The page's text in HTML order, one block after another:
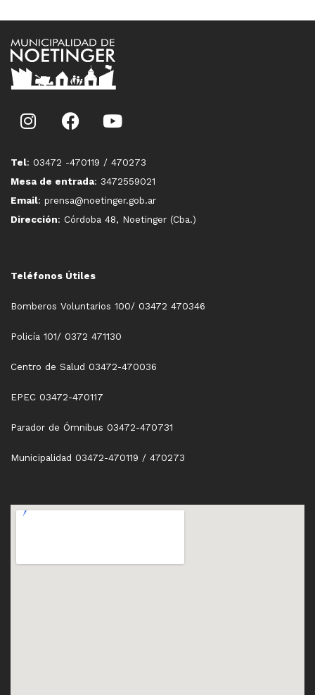
Tel: 03472 -470119 / 470273
Mesa de entrada: 3472559021
Email: prensa@noetinger.gob.ar
Dirección: Córdoba 48, Noetinger (Cba.)
Teléfonos Útiles
Bomberos Voluntarios 100/ 03472 470346
Policía 101/ 0372 471130
Centro de Salud 03472-470036
EPEC 03472-470117
Parador de Ómnibus 03472-470731
Municipalidad 03472-470119 / 470273